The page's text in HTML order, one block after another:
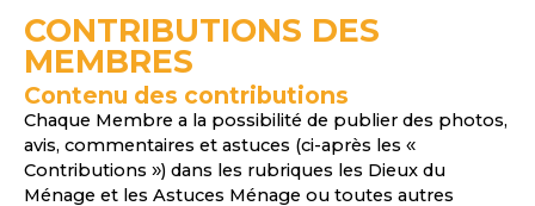
CONTRIBUTIONS DES
MEMBRES
Contenu des contributions
Chaque Membre a la possibilité de publier des photos,
avis, commentaires et astuces (ci-après les «
Contributions ») dans les rubriques les Dieux du
Ménage et les Astuces Ménage ou toutes autres